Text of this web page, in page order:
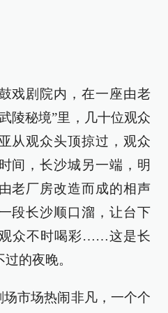
戏剧院内，在一座由老
陵秘境”里，几十位观众
从观众头顶掠过，观众
间，长沙城另一端，明
老厂房改造而成的相声
段长沙顺口溜，让台下
众不时喝彩……这是长
的夜晚。
场市场热闹非凡，一个个